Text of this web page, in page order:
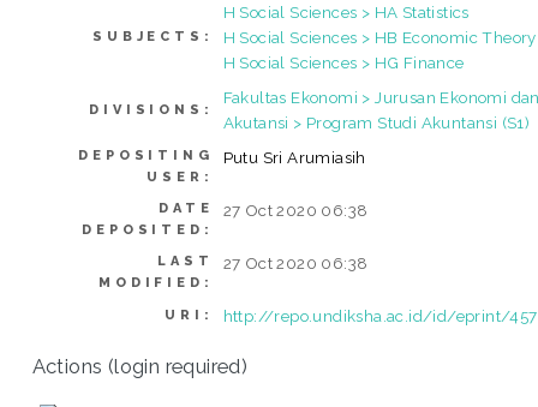
SUBJECTS:
H Social Sciences > HA Statistics
H Social Sciences > HB Economic Theory
H Social Sciences > HG Finance
DIVISIONS:
Fakultas Ekonomi > Jurusan Ekonomi
Akutansi > Program Studi Akuntansi (S1)
DEPOSITING
USER:
Putu Sri Arumiasih
DATE
DEPOSITED:
27 Oct 2020 06:38
LAST
MODIFIED:
27 Oct 2020 06:38
URI: http://repo.undiksha.ac.id/id/eprint/
Actions (login required)